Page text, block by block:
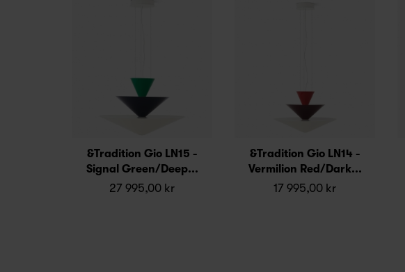
&Tradition Gio LN15 -
Signal Green/Deep...
27 995,00 kr
&Tradition Gio LN14 -
Vermilion Red/Dark...
17 995,00 kr